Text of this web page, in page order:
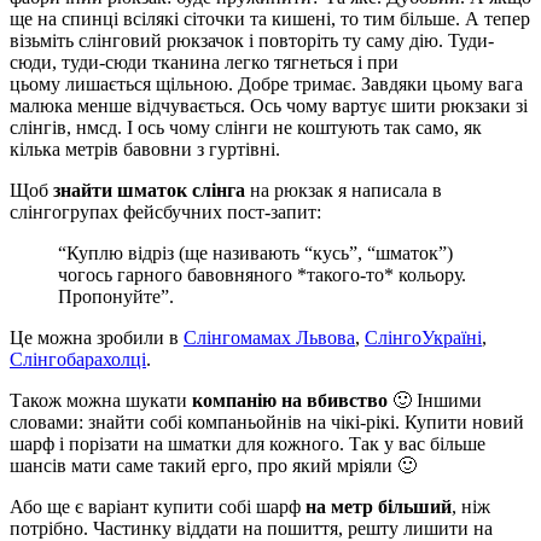
ще на спинці всілякі сіточки та кишені, то тим більше. А тепер
візьміть слінговий рюкзачок і повторіть ту саму дію. Туди-
сюди, туди-сюди тканина легко тягнеться і при
цьому лишається щільною. Добре тримає. Завдяки цьому вага
малюка менше відчувається. Ось чому вартує шити рюкзаки зі
слінгів, нмсд. І ось чому слінги не коштують так само, як
кілька метрів бавовни з гуртівні.
Щоб знайти шматок слінга на рюкзак я написала в
слінгогрупах фейсбучних пост-запит:
“Куплю відріз (ще називають “кусь”, “шматок”)
чогось гарного бавовняного *такого-то* кольору.
Пропонуйте”.
Це можна зробили в Слінгомамах Львова, СлінгоУкраїні,
Слінгобарахолці.
Також можна шукати компанію на вбивство 🙂 Іншими
словами: знайти собі компаньойнів на чікі-рікі. Купити новий
шарф і порізати на шматки для кожного. Так у вас більше
шансів мати саме такий ерго, про який мріяли 🙂
Або ще є варіант купити собі шарф на метр більший, ніж
потрібно. Частинку віддати на пошиття, решту лишити на